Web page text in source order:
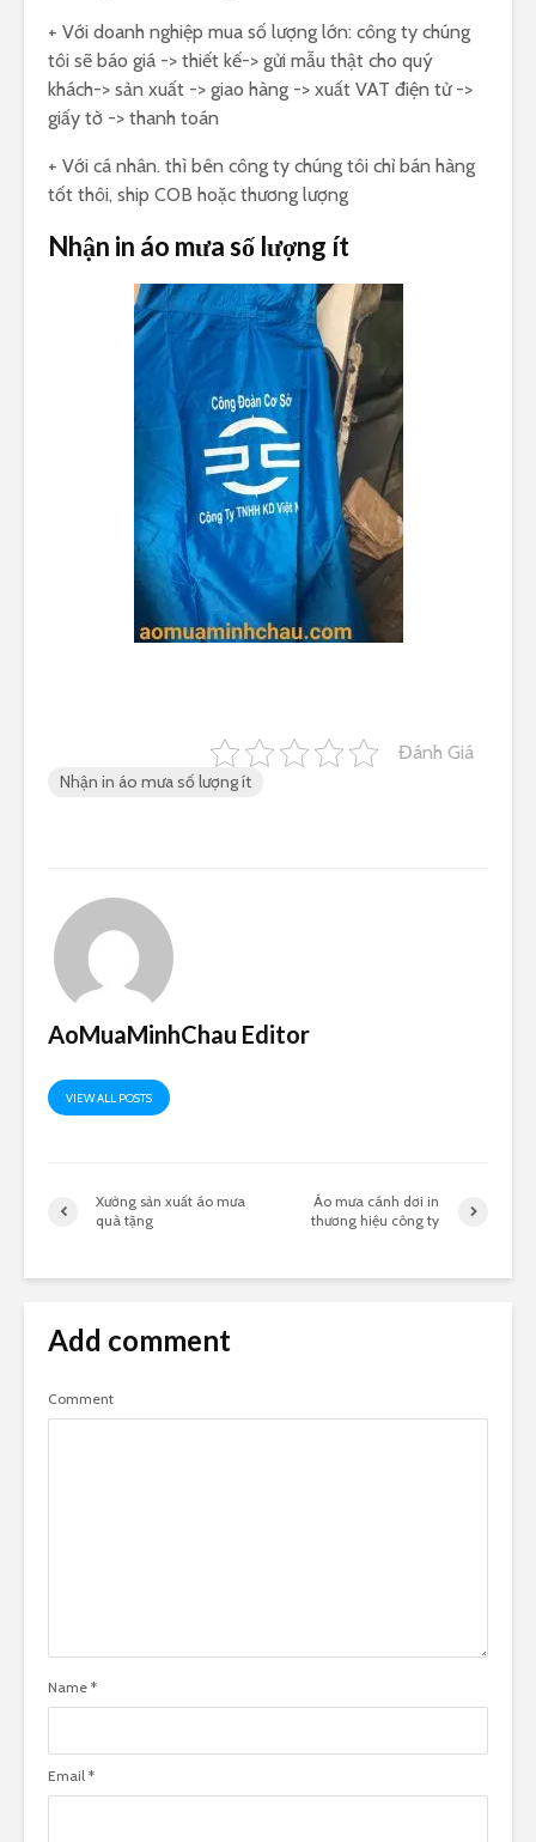
+ Với doanh nghiệp mua số lượng lớn: công ty chúng
tôi sẽ báo giá -> thiết kế-> gửi mẫu thật cho quý
khách-> sản xuất -> giao hàng -> xuất VAT điện tử ->
giấy tờ -> thanh toán
+ Với cá nhân. thì bên công ty chúng tôi chỉ bán hàng
tốt thôi, ship COB hoặc thương lượng
Nhận in áo mưa số lượng ít
Đánh Giá
Nhận in áo mưa số lượng ít
AoMuaMinhChau Editor
VIEW ALL POSTS
Xưởng sản xuất áo mưa
quà tặng
Áo mưa cánh dơi in
thương hiệu công ty
Add comment
Comment
Name *
Email *